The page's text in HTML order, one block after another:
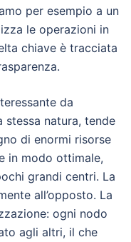
per esempio a un
le operazioni in
chiave è tracciata
da
stessa natura, tende
di enormi risorse
in modo ottimale,
grandi centri. La
all’opposto. La
ogni nodo
agli altri, il che